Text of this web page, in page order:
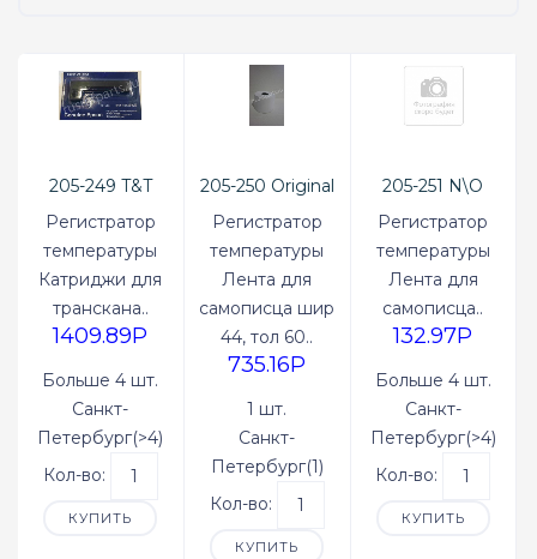
205-249 T&T
Регистратор
температуры
Катриджи для
транскана..
1409.89P
Больше 4 шт.
Санкт-
Петербург(>4)
Кол-во:
КУПИТЬ
205-250 Original
Регистратор
температуры
Лента для
самописца шир
44, тол 60..
735.16P
1 шт.
Санкт-
Петербург(1)
Кол-во:
КУПИТЬ
205-251 N\O
Регистратор
температуры
Лента для
самописца..
132.97P
Больше 4 шт.
Санкт-
Петербург(>4)
Кол-во:
КУПИТЬ